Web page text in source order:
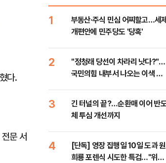
다.
문 서
1
부동산·주식 민심 어찌할고…세
개편안에 민주당도 '당혹'
2
​"정청래 당선이 차라리 낫다?"…
국민의힘 내부서 나오는 이색 셈
3
긴 터널의 끝?…순환매 이어 반
체 투심 개선까지
4
[단독] 영장 집행일 10일 도과 원
희룡 포렌식 시도한 특검…"위법